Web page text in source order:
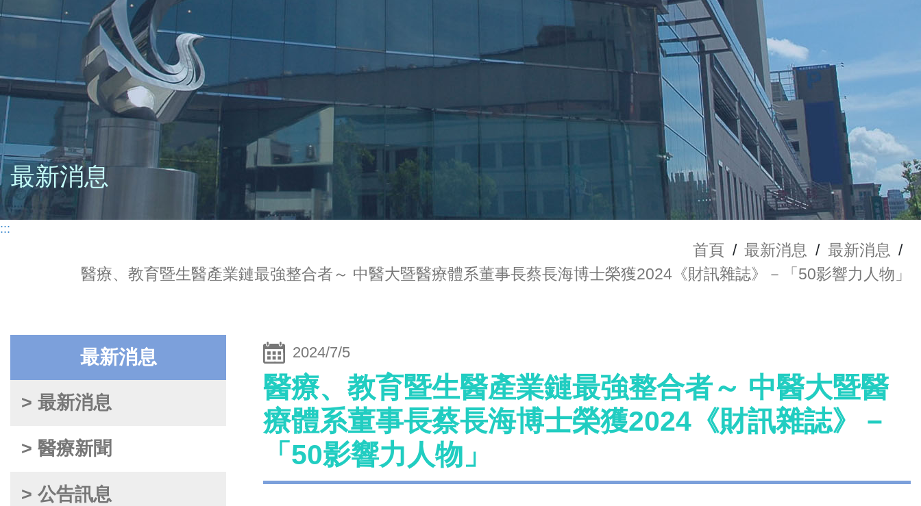
最新消息
:::
首頁 / 最新消息 / 最新消息 /
醫療、教育暨生醫產業鏈最強整合者～ 中醫大暨醫療體系董事長蔡長海博士榮獲2024《財訊雜誌》－「50影響力人物」
最新消息
> 最新消息
> 醫療新聞
> 公告訊息
2024/7/5
醫療、教育暨生醫產業鏈最強整合者～ 中醫大暨醫
療體系董事長蔡長海博士榮獲2024《財訊雜誌》－
「50影響力人物」